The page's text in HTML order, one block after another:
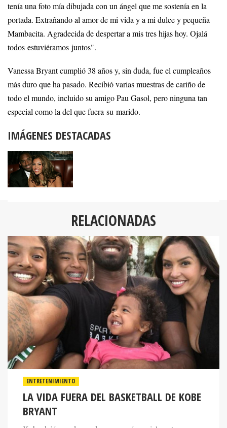
tenía una foto mía dibujada con un ángel que me sostenía en la
portada. Extrañando al amor de mi vida y a mi dulce y pequeña
Mambacita. Agradecida de despertar a mis tres hijas hoy. Ojalá
todos estuviéramos juntos".
Vanessa Bryant cumplió 38 años y, sin duda, fue el cumpleaños
más duro que ha pasado. Recibió varias muestras de cariño de
todo el mundo, incluido su amigo Pau Gasol, pero ninguna tan
especial como la del que fuera su marido.
IMÁGENES DESTACADAS
RELACIONADAS
ENTRETENIMIENTO
LA VIDA FUERA DEL BASKETBALL DE KOBE
BRYANT